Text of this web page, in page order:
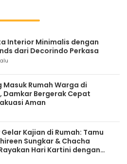
Interior Minimalis dengan
dari Decorindo Perkasa
Masuk Rumah Warga di
Damkar Bergerak Cepat
Aman
Kajian di Rumah: Tamu
Sungkar & Chacha
Hari Kartini dengan